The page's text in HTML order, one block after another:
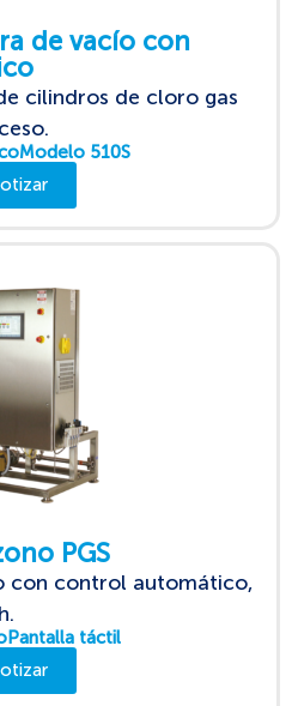
de vacío con
cilindros de cloro gas
Modelo 510S
PGS
con control automático,
Pantalla táctil